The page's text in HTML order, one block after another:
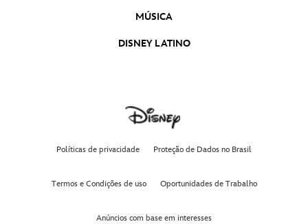
Mufasa: O Rei Leão
Taylor Swift | The Eras Tour (Taylor’s
Divertida Mente 2 | Trailer Oficial Dublado
Divertida-Mente 2
MÚSICA
DISNEY LATINO
Políticas de privacidade Proteção de Dados no Brasil
Termos e Condições de uso Oportunidades de Trabalho
Anúncios com base em interesses